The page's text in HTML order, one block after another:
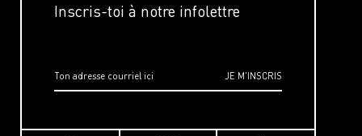
Inscris-toi à notre infolettre